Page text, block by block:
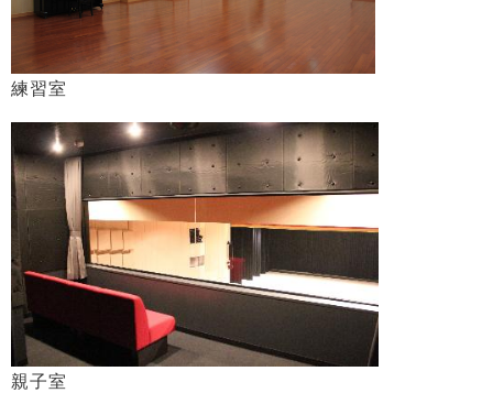
練習室
親子室